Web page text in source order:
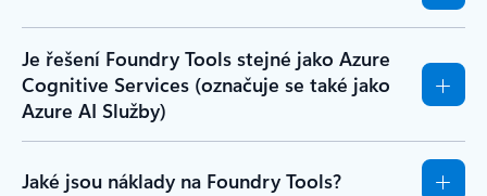
Je řešení Foundry Tools stejné jako Azure
Cognitive Services (označuje se také jako
Azure AI Služby)
Jaké jsou náklady na Foundry Tools?